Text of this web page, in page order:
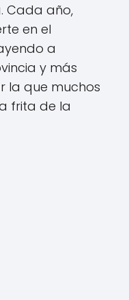
Cada año,
en el
a
y más
la que muchos
frita de la